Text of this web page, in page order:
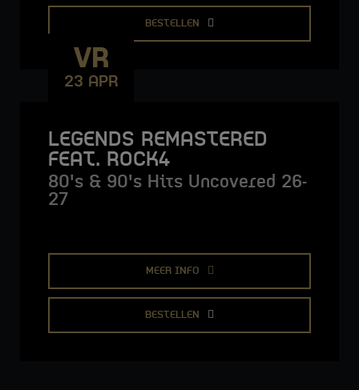
BESTELLEN
VR
23 APR
LEGENDS REMASTERED
FEAT. ROCK4
80's & 90's Hits Uncovered 26-
27
MEER INFO
BESTELLEN